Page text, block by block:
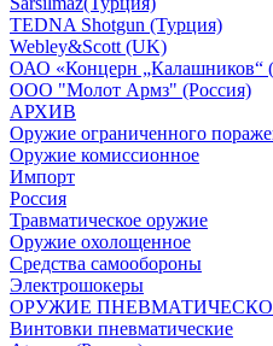
TEDNA Shotgun (Турция)
Webley&Scott (UK)
ОАО «Концерн „Калашников“
ООО "Молот Армз" (Россия)
АРХИВ
Оружие ограниченного
Оружие комиссионное
Импорт
Россия
Травматическое оружие
Оружие охолощенное
Средства самообороны
Электрошокеры
ОРУЖИЕ
Винтовки пневматические